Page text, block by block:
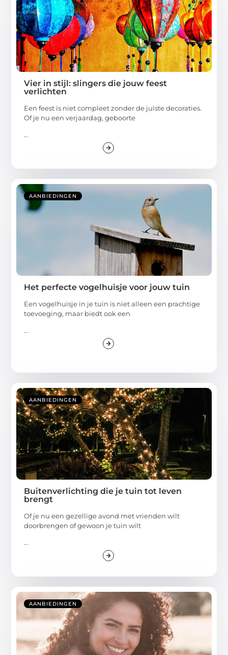
Vier in stijl: slingers die jouw feest
verlichten
Een feest is niet compleet zonder de juiste decoraties.
Of je nu een verjaardag, geboorte
...
AANBIEDINGEN
Het perfecte vogelhuisje voor jouw tuin
Een vogelhuisje in je tuin is niet alleen een prachtige
toevoeging, maar biedt ook een
...
AANBIEDINGEN
Buitenverlichting die je tuin tot leven
brengt
Of je nu een gezellige avond met vrienden wilt
doorbrengen of gewoon je tuin wilt
...
AANBIEDINGEN